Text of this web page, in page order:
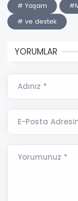
# Yaşam
# ve destek
YORUMLAR
Adınız *
E-Posta
Yorumunuz *